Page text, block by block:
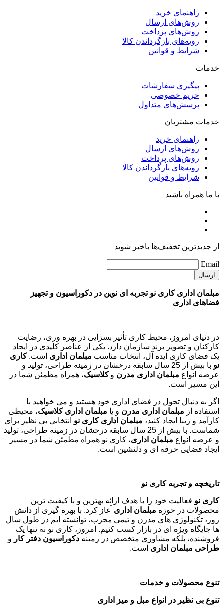
راهنمای خرید
روش‌های ارسال
روش‌های پرداخت
رویه‌های بازگرداندن کالا
شرایط و قوانین
خدمات
پیگیری سفارشات
حریم خصوصی
پرسش‌های متداول
خدمات مشتریان
راهنمای خرید
روش‌های ارسال
روش‌های پرداخت
رویه‌های بازگرداندن کالا
شرایط و قوانین
با ما همراه باشید
از جدیدترین تخفیف‌ها باخبر شوید
Email
مبلمان اداری کاری نو تجربه ای نوین در دکوراسیون و تجهیز
فضاهای اداری
در دنیای امروز، محیط کاری تأثیر بسزایی در بهره وری، رضایت
کارکنان و تصویر برند سازمان دارد. یکی از عناصر کلیدی در ایجاد
یک فضای کاری ایده آل، انتخاب مناسب مبلمان اداری است.کاری
نو
با بیش از 25 سال سابقه درخشان در زمینه طراحی، تولید و
عرضه انواع مبلمان اداری مدرن وکلاسیک، همراه مطمئن شما در
این مسیر است.
اگر به دنبال تحول در فضای اداری خود هستید و می خواهید با
استفاده از مبلمان اداری مدرن و یا مبلمان اداری کلاسیک، محیطی
کارآمد و زیبا ایجاد کنید، مبلمان اداری کاری نو انتخابی بی نظیر برای
شماست. با بیش از 25 سال سابقه درخشان در زمینه طراحی، تولید
و عرضه انواع مبلمان اداری، کاری نو همراه مطمئن شما در مسیر
ایجاد فضایی حرفه ای و دلنشین است.
تاریخچه و تجربه کاری نو
کاری نو فعالیت خود را با هدف ارائه بهترین و با کیفیت ترین
محصولات در حوزه مبلمان اداری آغاز کرد. با بهره گیری از دانش
روز، تکنولوژی های مدرن و تیمی مجرب، توانسته ایم در طول سال
ها جایگاه ویژه ای در بازار کسب کنیم. امروز، کاری نو نه تنها یک
فروشنده، بلکه مشاوری متخصص در زمینه دکوراسیون دفتر کار و
طراحی مبلمان اداری است.
تنوع محصولات و خدمات
تنوع بی نظیر در انواع مبل و میز اداری